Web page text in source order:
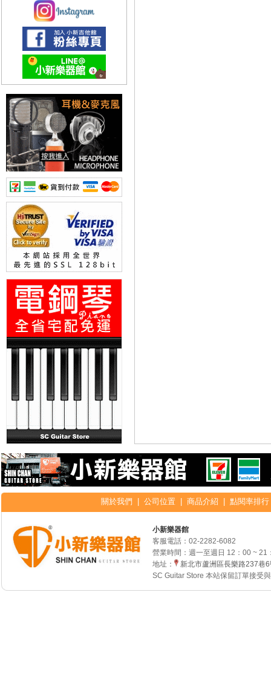
關於我們 公司位置 商品介紹 點閱率排行
小新樂器館
客服電話： 02-2282-6082
營業時間：週一至週日 12：00 ~ 21
地址：
新北市蘆洲區長樂路237巷
SC Guitar Store 本站保留訂單接受